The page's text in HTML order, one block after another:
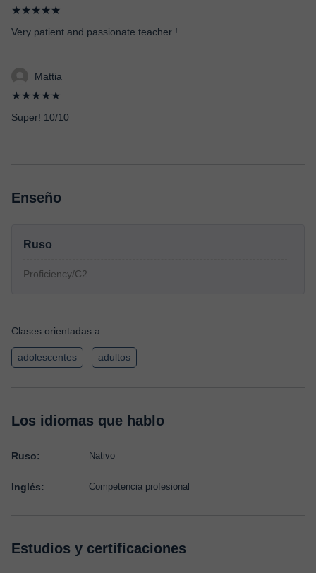
★★★★★
Very patient and passionate teacher !
Mattia
★★★★★
Super! 10/10
Enseño
Ruso
Proficiency/C2
Clases orientadas a:
adolescentes adultos
Los idiomas que hablo
Ruso: Nativo
Inglés: Competencia profesional
Estudios y certificaciones